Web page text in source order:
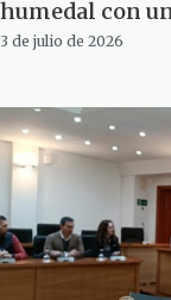
humedal con
3 de julio de 2026